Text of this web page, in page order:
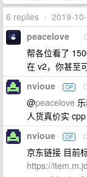
6 replies • 2019-
peacelove
帮各位看了
在 v2，你甚至
nvioue OP
@peacelove
人货真价实
nvioue OP
京东链接 目前
https://